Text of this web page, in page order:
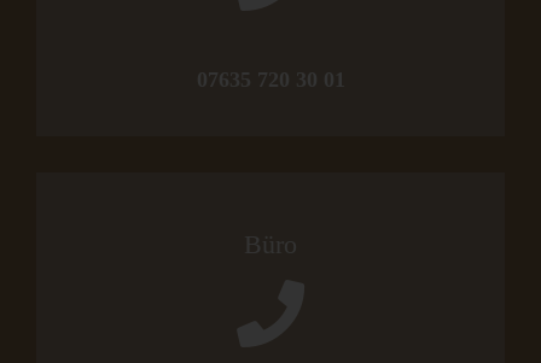
07635 720 30 01
Büro